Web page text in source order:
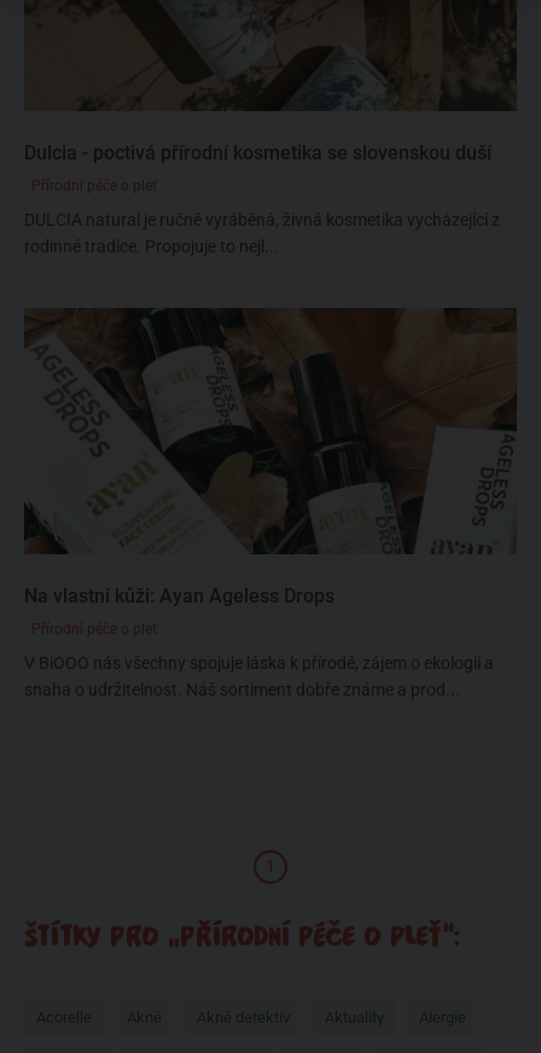
Dulcia - poctivá přírodní kosmetika se slovenskou duší
Přírodní péče o pleť
DULCIA natural je ručně vyráběná, živná kosmetika vycházející z
rodinné tradice. Propojuje to nejl...
Na vlastní kůži: Ayan Ageless Drops
Přírodní péče o pleť
V BiOOO nás všechny spojuje láska k přírodě, zájem o ekologii a
snaha o udržitelnost. Náš sortiment dobře známe a prod...
1
ŠTÍTKY PRO „PŘÍRODNÍ PÉČE O PLEŤ“:
Acorelle Akné Akné detektiv Aktuality Alergie